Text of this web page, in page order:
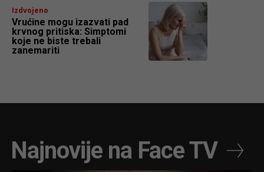
Izdvojeno
Vrućine mogu izazvati pad
krvnog pritiska: Simptomi
koje ne biste trebali
zanemariti
Najnovije na Face TV